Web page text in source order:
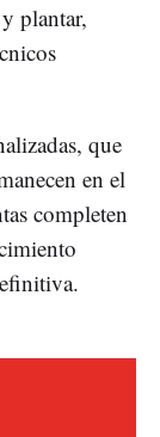
plantar,
que
en el
completen